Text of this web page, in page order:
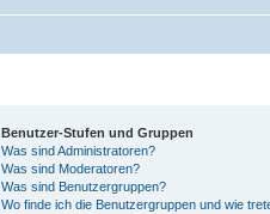
Benutzer-Stufen und Gruppen
Was sind Administratoren?
Was sind Moderatoren?
Was sind Benutzergruppen?
Wo finde ich die Benutzergruppen und wie